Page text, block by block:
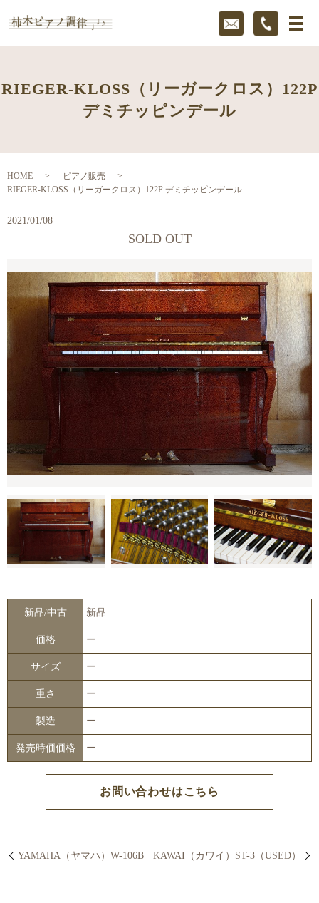
RIEGER-KLOSS（リーガークロス）122P
デミチッピンデール
HOME
ピアノ販売
RIEGER-KLOSS（リーガークロス）122P デミチッピンデール
2021/01/08
SOLD OUT
新品/中古 新品
価格 ー
サイズ ー
重さ ー
製造 ー
発売時価価格 ー
お問い合わせはこちら
YAMAHA（ヤマハ）W-106B KAWAI（カワイ）ST-3（USED）